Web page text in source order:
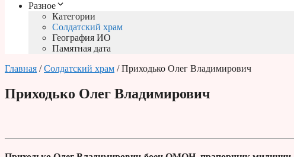
Разное
Категории
Солдатский храм
География ИО
Памятная дата
Главная /Солдатский храм / Приходько Олег Владимирович
Приходько Олег Владимирович